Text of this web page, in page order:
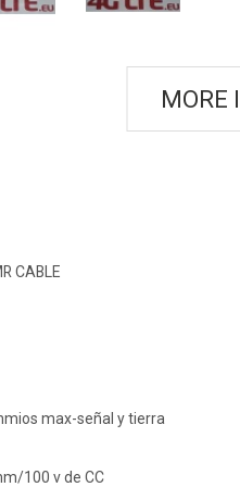
MORE
CABLE
max-señal y tierra
100 v de CC